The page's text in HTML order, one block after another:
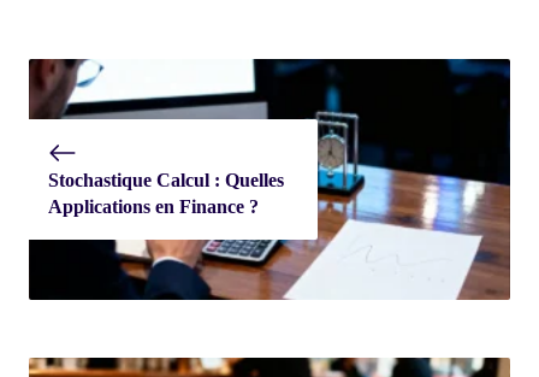
Stochastique Calcul : Quelles
Applications en Finance ?